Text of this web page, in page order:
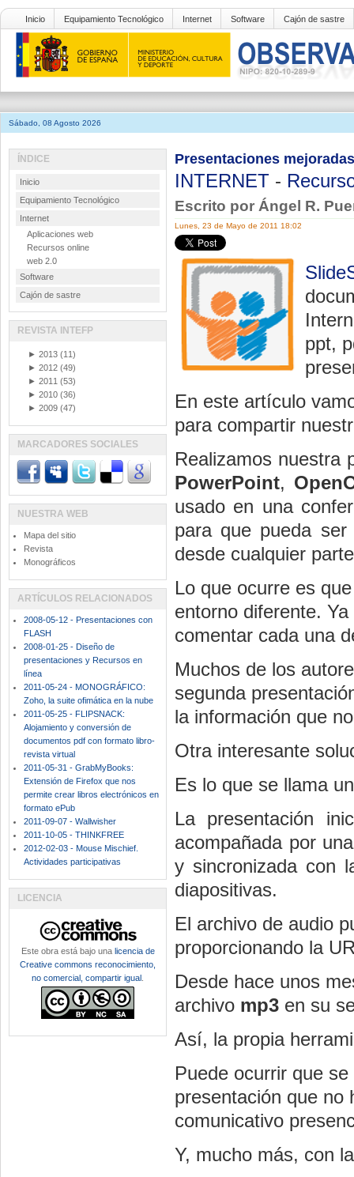
Inicio Equipamiento Tecnológico Internet Software Cajón de sastre
Sábado, 08 Agosto 2026
Presentaciones
INTERNET -
Escrito por Ángel R.
Lunes, 23 de Mayo de 2011 18:02
ppt,
En este artículo
para compartir
Realizamos nuestra
PowerPoint,
usado en una
para que pueda ser
desde cualquier
Lo que ocurre es
entorno diferente.
comentar cada una
Muchos de los
segunda
la información que
Otra interesante
Es lo que se llama
La presentación
acompañada por
y sincronizada con
diapositivas.
El archivo de audio
proporcionando la
Desde hace unos
archivo mp3 en su
Así, la propia
Puede ocurrir que
presentación que no
comunicativo
Y, mucho más, con
ÍNDICE
Inicio
Equipamiento Tecnológico
Internet
Aplicaciones web
Recursos online
web 2.0
Software
Cajón de sastre
REVISTA INTEFP
► 2013 (11)
► 2012 (49)
► 2011 (53)
► 2010 (36)
► 2009 (47)
MARCADORES SOCIALES
NUESTRA WEB
Mapa del sitio
Revista
Monográficos
ARTÍCULOS RELACIONADOS
2008-05-12 - Presentaciones con
FLASH
2008-01-25 - Diseño de
presentaciones y Recursos en
línea
2011-05-24 - MONOGRÁFICO:
Zoho, la suite ofimática en la nube
2011-05-25 - FLIPSNACK:
Alojamiento y conversión de
documentos pdf con formato libro-
revista virtual
2011-05-31 - GrabMyBooks:
Extensión de Firefox que nos
permite crear libros electrónicos en
formato ePub
2011-09-07 - Wallwisher
2011-10-05 - THINKFREE
2012-02-03 - Mouse Mischief.
Actividades participativas
LICENCIA
Este obra está bajo una licencia de
Creative commons reconocimiento,
no comercial, compartir igual